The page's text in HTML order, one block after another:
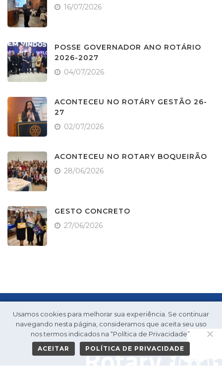
16/07/2026
POSSE GOVERNADOR ANO ROTÁRIO
2026-2027
04/07/2026
ACONTECEU NO ROTÁRY GESTÃO 26-
27
02/07/2026
ACONTECEU NO ROTARY BOQUEIRÃO
28/06/2026
GESTO CONCRETO
27/06/2026
Usamos cookies para melhorar sua experiência. Se continuar
navegando nesta página, consideramos que aceita seu uso
nos termos indicados na “Política de Privacidade”.
ACEITAR POLÍTICA DE PRIVACIDADE